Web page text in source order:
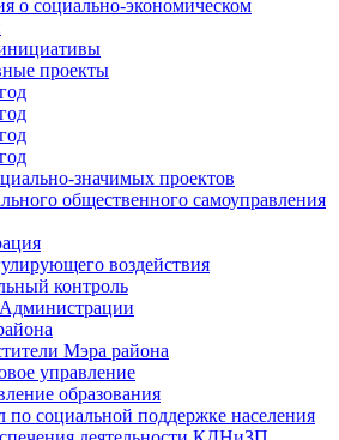
о социально-экономическом
проекты
значимых проектов
общественного самоуправления
воздействия
контроль
Мэра района
управление
образования
по социальной поддержке населения